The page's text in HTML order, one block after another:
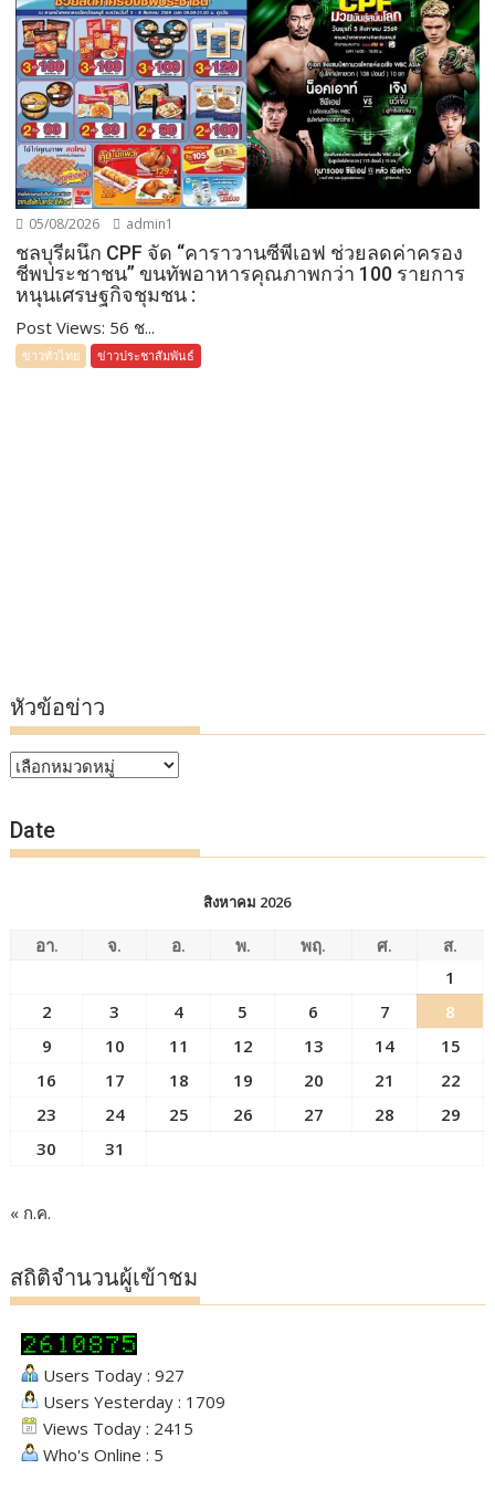
05/08/2026 admin1
ชลบุรีผนึก CPF จัด “คาราวานซีพีเอฟ ช่วยลดค่าครอง
ชีพประชาชน” ขนทัพอาหารคุณภาพกว่า 100 รายการ
หนุนเศรษฐกิจชุมชน :
Post Views: 56 ช...
ข่าวทั่วไทย ข่าวประชาสัมพันธ์
หัวข้อข่าว
หัวข้อ
Date
สิงหาคม 2026
อา. จ. อ. พ. พฤ. ศ.
ส.
1
2
3 4 5 6 7
8
9
10 11 12 13 14
15
16
17 18 19 20 21
22
23
24 25 26 27 28
29
30
31
« ก.ค.
สถิติจำนวนผู้เข้าชม
Users Today : 927
Users Yesterday : 1709
Views Today : 2415
Who's Online : 5